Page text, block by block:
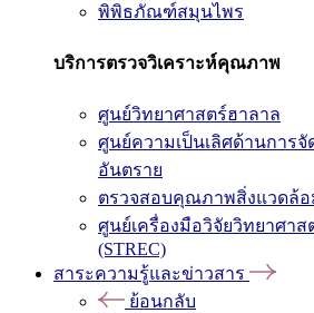
พิพิธภัณฑ์สมุนไพร
บริการตรวจวิเคราะห์คุณภาพ
ศูนย์วิทยาศาสตร์ฮาลาล
ศูนย์ความเป็นเลิศด้านการจั
อันตราย
ตรวจสอบคุณภาพสิ่งแวดล้อ
ศูนย์เครื่องมือวิจัยวิทยาศาส
(STREC)
สาระความรู้และข่าวสาร
ย้อนกลับ